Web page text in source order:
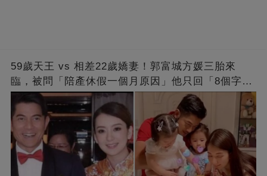
59歲天王 vs 相差22歲嬌妻！郭富城方媛三胎來
臨，被問「陪產休假一個月原因」他只回「8個字」
被贊爆